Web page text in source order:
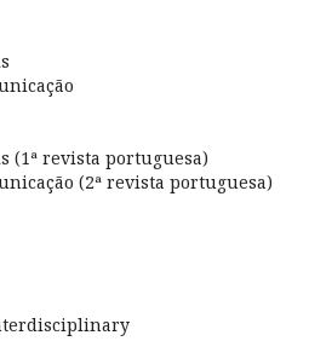
(1ª revista portuguesa)
(2ª revista portuguesa)